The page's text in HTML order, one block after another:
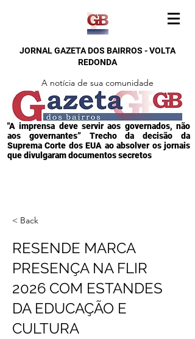
JORNAL GAZETA DOS BAIRROS - VOLTA
REDONDA
A notícia de sua comunidade
"A imprensa deve servir aos governados, não
aos governantes” Trecho da decisão da
Suprema Corte dos EUA ao absolver os jornais
que divulgaram documentos secretos
< Back
RESENDE MARCA
PRESENÇA NA FLIR
2026 COM ESTANDES
DA EDUCAÇÃO E
CULTURA